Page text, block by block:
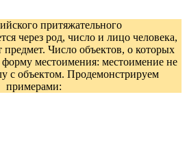
притяжательного
через род, число и лицо человека,
Число объектов, о которых
форму местоимения: местоимение не
с объектом. Продемонстрируем
примерами: